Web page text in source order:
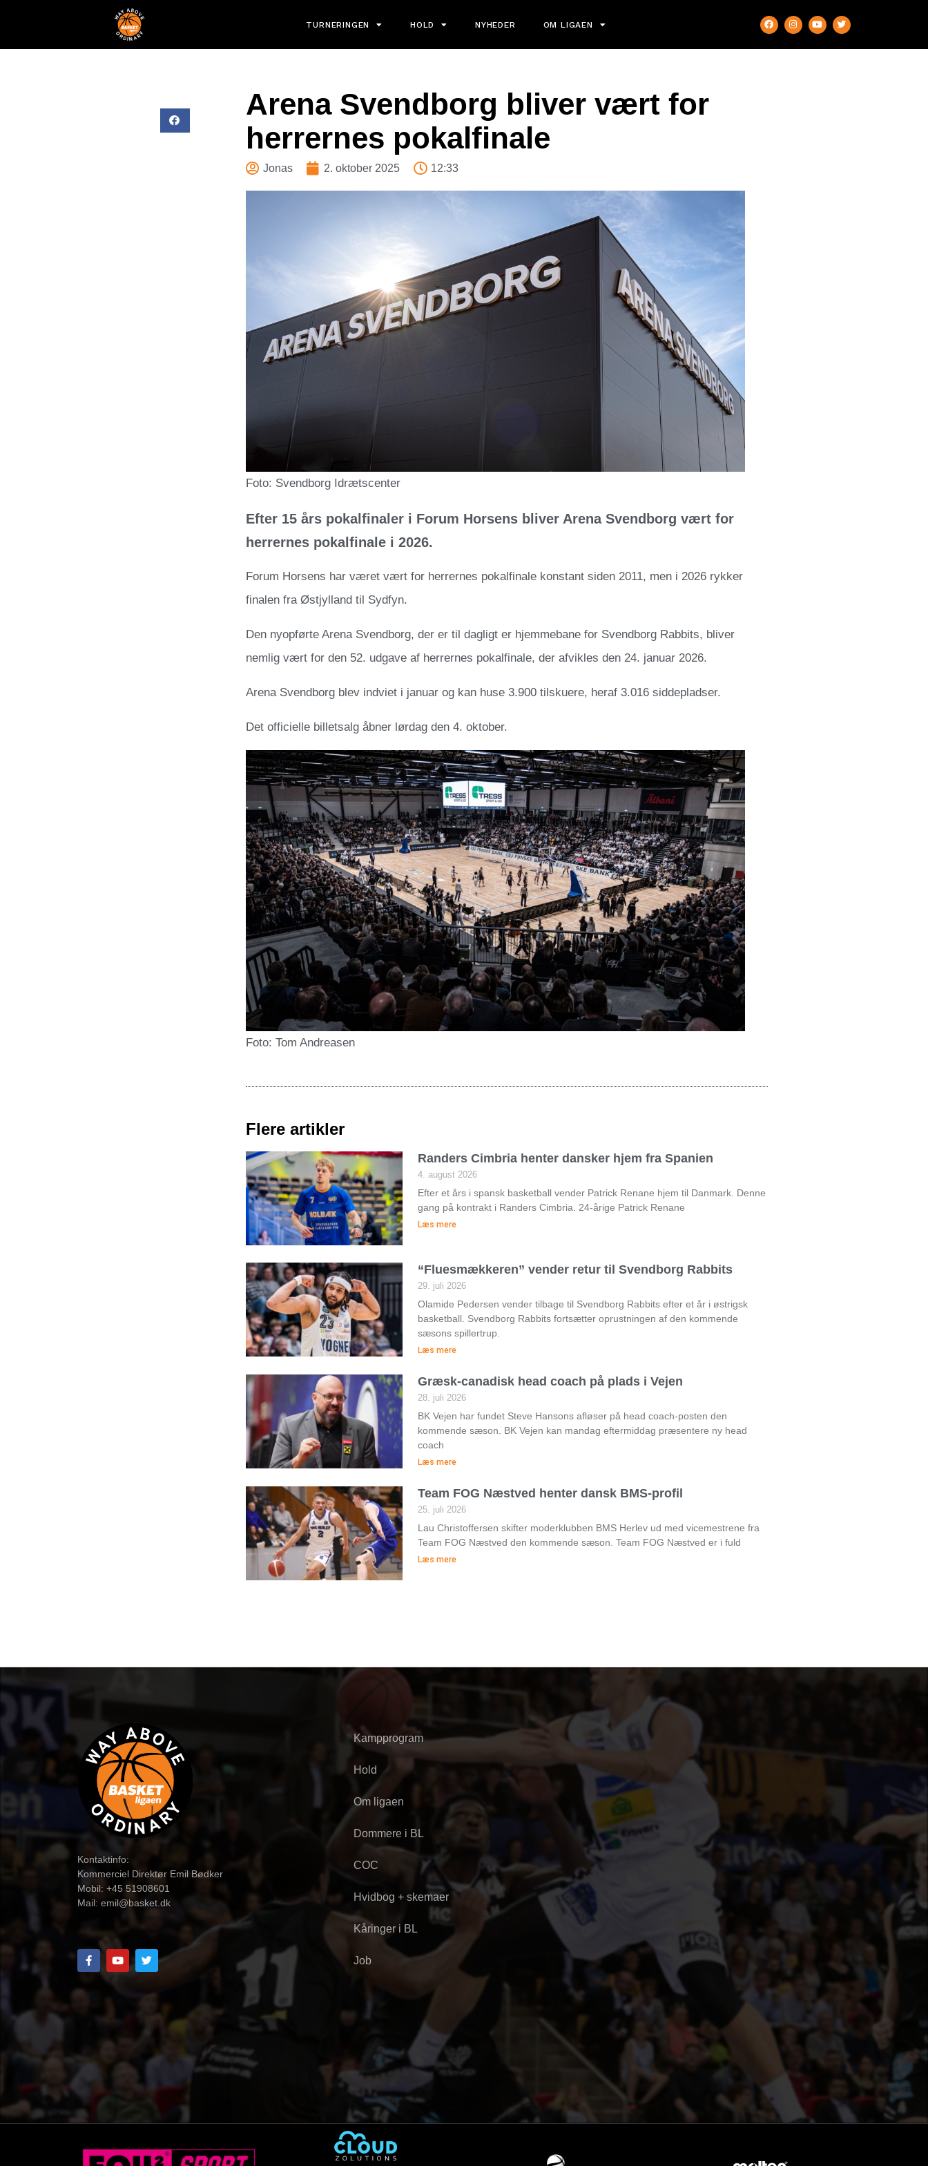
TURNERINGEN HOLD NYHEDER OM LIGAEN
Arena Svendborg bliver vært for
herrernes pokalfinale
Jonas 2. oktober 2025 12:33
Foto: Svendborg Idrætscenter
Efter 15 års pokalfinaler i Forum Horsens bliver Arena Svendborg vært for
herrernes pokalfinale i 2026.
Forum Horsens har været vært for herrernes pokalfinale konstant siden 2011, men i 2026 rykker
finalen fra Østjylland til Sydfyn.
Den nyopførte Arena Svendborg, der er til dagligt er hjemmebane for Svendborg Rabbits, bliver
nemlig vært for den 52. udgave af herrernes pokalfinale, der afvikles den 24. januar 2026.
Arena Svendborg blev indviet i januar og kan huse 3.900 tilskuere, heraf 3.016 siddepladser.
Det officielle billetsalg åbner lørdag den 4. oktober.
Foto: Tom Andreasen
Flere artikler
Randers Cimbria henter dansker hjem fra Spanien
4. august 2026
Efter et års i spansk basketball vender Patrick Renane hjem til Danmark. Denne
gang på kontrakt i Randers Cimbria. 24-årige Patrick Renane
Læs mere
“Fluesmækkeren” vender retur til Svendborg Rabbits
29. juli 2026
Olamide Pedersen vender tilbage til Svendborg Rabbits efter et år i østrigsk
basketball. Svendborg Rabbits fortsætter oprustningen af den kommende
sæsons spillertrup.
Læs mere
Græsk-canadisk head coach på plads i Vejen
28. juli 2026
BK Vejen har fundet Steve Hansons afløser på head coach-posten den
kommende sæson. BK Vejen kan mandag eftermiddag præsentere ny head
coach
Læs mere
Team FOG Næstved henter dansk BMS-profil
25. juli 2026
Lau Christoffersen skifter moderklubben BMS Herlev ud med vicemestrene fra
Team FOG Næstved den kommende sæson. Team FOG Næstved er i fuld
Læs mere
Kontaktinfo:
Kommerciel Direktør Emil Bødker
Mobil: +45 51908601
Mail: emil@basket.dk
Kampprogram
Hold
Om ligaen
Dommere i BL
COC
Hvidbog + skemaer
Kåringer i BL
Job